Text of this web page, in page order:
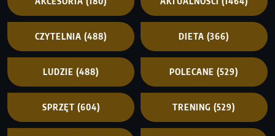
CZYTELNIA (488) DIETA (366)
LUDZIE (488) POLECANE (529)
SPRZĘT (604) TRENING (529)